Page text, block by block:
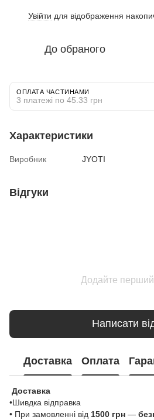
Увійти для відображення
До обраного
ОПЛАТА ЧАСТИНАМИ
3 платежі по 45.33 грн
Характеристики
Виробник JYOTI
Відгуки
Додайте перший
Написати
Доставка Оплата
Доставка
•Шивдка відправка
• При замовленні від 1500 грн —